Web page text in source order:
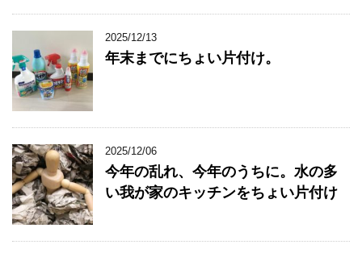
2025/12/13
年末までにちょい片付け。
2025/12/06
今年の乱れ、今年のうちに。水の多
い我が家のキッチンをちょい片付け